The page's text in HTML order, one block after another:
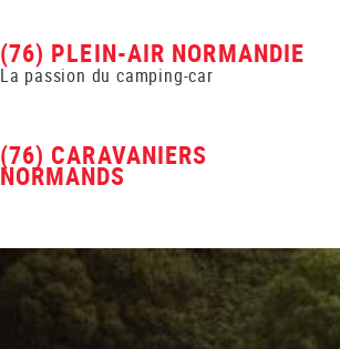
(76) PLEIN-AIR NORMANDIE
La passion du camping-car
(76) CARAVANIERS
NORMANDS